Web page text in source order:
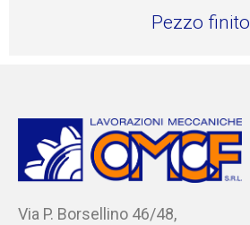
Pezzo finito
Via P. Borsellino 46/48,